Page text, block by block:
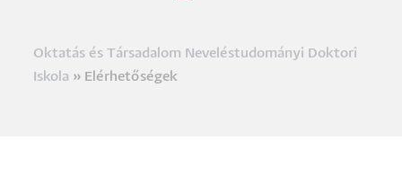
Morzsa
Oktatás és Társadalom Neveléstudományi Doktori
Iskola
Elérhetőségek